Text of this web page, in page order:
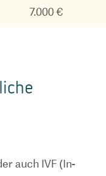
7.000 €
auch IVF (In-